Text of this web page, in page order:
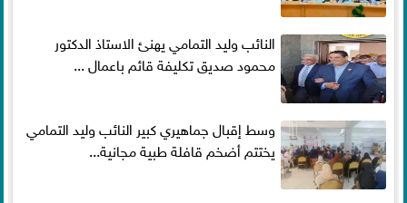
النائب وليد التمامي يهنئ الاستاذ الدكتور
محمود صديق تكليفة قائم باعمال ...
وسط إقبال جماهيري كبير النائب وليد التمامي
يختتم أضخم قافلة طبية مجانية...